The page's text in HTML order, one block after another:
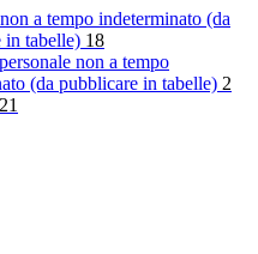
a tempo indeterminato (da
in tabelle) 18
non a tempo
(da pubblicare in tabelle) 2
21